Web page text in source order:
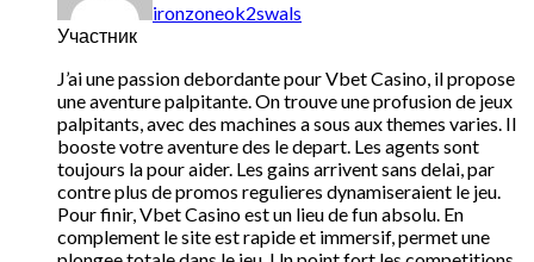
ironzoneok2swals
Участник
J’ai une passion debordante pour Vbet Casino, il propose
une aventure palpitante. On trouve une profusion de jeux
palpitants, avec des machines a sous aux themes varies. Il
booste votre aventure des le depart. Les agents sont
toujours la pour aider. Les gains arrivent sans delai, par
contre plus de promos regulieres dynamiseraient le jeu.
Pour finir, Vbet Casino est un lieu de fun absolu. En
complement le site est rapide et immersif, permet une